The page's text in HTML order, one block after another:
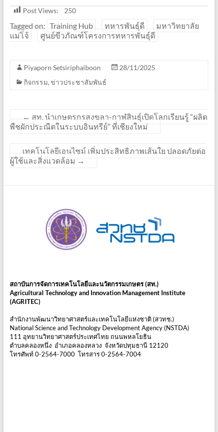
Post Views: 250
Tagged on: Training Hub ทหารพันธุ์ดี
มหาวิทยาลัย
แม่โจ้
ศูนย์ขีวภัณฑ์โครงการทหารพันธุ์ดี
Piyaporn Setsiriphaiboon
28/11/2025
กิจกรรม, ข่าวประชาสัมพันธ์
← สท. นำเกษตรกรสงขลา-กาฬสินธุ์เปิดโลกเรียนรู้ “ผลิต
พืชผักประณีตในระบบอินทรีย์” ที่เชียงใหม่
เทคโนโลยีเอนไซม์ เพิ่มประสิทธิภาพเส้นใย ปลอดภัยต่อ
ผู้ใช้และสิ่งแวดล้อม →
สถาบันการจัดการเทคโนโลยีและนวัตกรรมเกษตร (สท.)
Agricultural Technology and Innovation Management Institute
(AGRITEC)
สำนักงานพัฒนาวิทยาศาสตร์และเทคโนโลยีแห่งชาติ (สวทช.)
National Science and Technology Development Agency (NSTDA)
111 อุทยานวิทยาศาสตร์ประเทศไทย ถนนพหลโยธิน
ตำบลคลองหนึ่ง อำเภอคลองหลวง จังหวัดปทุมธานี 12120
โทรศัพท์ 0-2564-7000 โทรสาร 0-2564-7004